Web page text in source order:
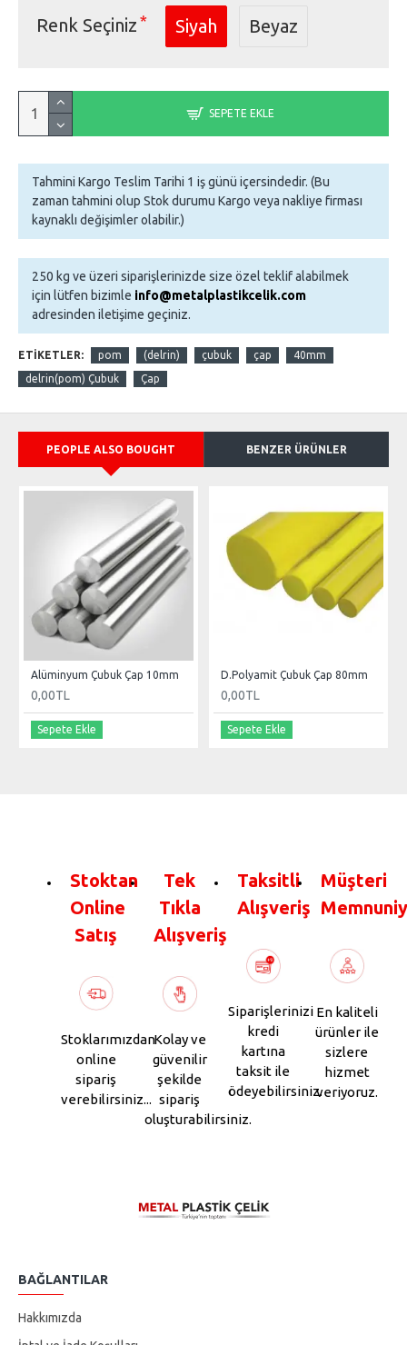
SEPETE EKLE
Renk Seçiniz Siyah Beyaz
Tahmini Kargo Teslim Tarihi 1 iş günü içersindedir. (Bu
zaman tahmini olup Stok durumu Kargo veya nakliye firması
kaynaklı değişimler olabilir.)
250 kg ve üzeri siparişlerinizde size özel teklif alabilmek
için lütfen bizimle info@metalplastikcelik.com
adresinden iletişime geçiniz.
ETIKETLER: pom (delrin) çubuk çap
40mm
delrin(pom) Çubuk
Çap
PEOPLE ALSO BOUGHT BENZER ÜRÜNLER
Alüminyum Çubuk Çap 10mm
0,00TL
Sepete Ekle
D.Polyamit Çubuk Çap 80mm
0,00TL
Sepete Ekle
Stoktan
Online
Satış
Stoklarımızdan
online
sipariş
verebilirsiniz...
Tek
Tıkla
Alışveriş
Kolay ve
güvenilir
şekilde
sipariş
oluşturabilirsiniz.
Taksitli
Alışveriş
Siparişlerinizi
kredi
kartına
taksit ile
ödeyebilirsiniz.
Müşteri
En kaliteli
ürünler ile
sizlere
hizmet
veriyoruz.
BAĞLANTILAR
Hakkımızda